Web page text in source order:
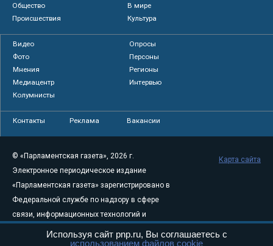
Общество
В мире
Происшествия
Культура
Видео
Опросы
Фото
Персоны
Мнения
Регионы
Медиацентр
Интервью
Колумнисты
Контакты Реклама Вакансии
© «Парламентская газета», 2026 г.
Электронное периодическое издание
«Парламентская газета» зарегистрировано в
Федеральной службе по надзору в сфере
связи, информационных технологий и
августа 2011 года. 18+
Карта сайта
Используя сайт pnp.ru, Вы соглашаетесь с
использованием файлов cookie